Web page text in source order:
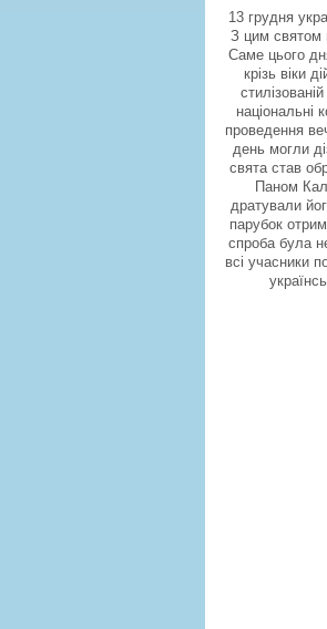
13 грудня
З цим святом
Саме цього
крізь віки
національні
проведення
день могли
свята став
Паном
дратували
парубок
спроба була
всі учасники